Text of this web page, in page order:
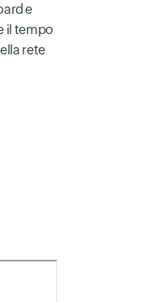
e
il tempo
rete